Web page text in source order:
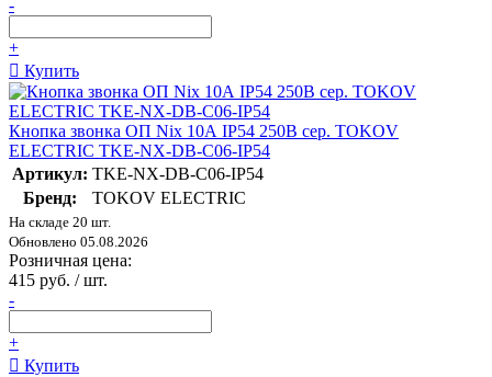
-
+
Купить
Кнопка звонка ОП Nix 10А IP54 250В сер. TOKOV
ELECTRIC TKE-NX-DB-C06-IP54
Артикул: TKE-NX-DB-C06-IP54
Бренд:
TOKOV ELECTRIC
На складе 20 шт.
Обновлено 05.08.2026
Розничная цена:
415 руб. / шт.
-
+
Купить